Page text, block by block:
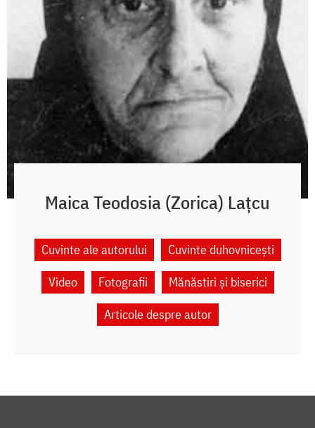
Maica Teodosia (Zorica) Lațcu
Cuvinte ale autorului
Cuvinte duhovnicești
Video
Fotografii
Mănăstiri și biserici
Articole despre autor